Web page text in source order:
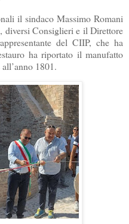
il sindaco Massimo Romani
diversi Consiglieri e il Direttore
del CIIP, che ha
ha riportato il manufatto
1801.